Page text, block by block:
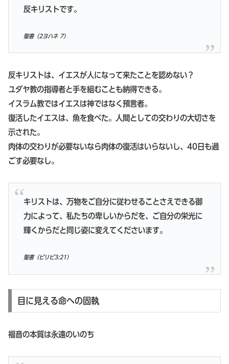
反キリストです。
聖書（2ヨハネ 7）
反キリストは、イエスが人になって来たことを認めない？
ユダヤ教の指導者と手を組むことも納得できる。
イスラム教ではイエスは神ではなく預言者。
復活したイエスは、魚を食べた。人間としての交わりの大切さを
示された。
肉体の交わりが必要ないなら肉体の復活はいらないし、40日も過
ごす必要なし。
キリストは、万物をご自分に従わせることさえできる御
力によって、私たちの卑しいからだを、ご自分の栄光に
輝くからだと同じ姿に変えてくださいます。
聖書（ピリピ3:21）
目に見える命への固執
福音の本質は永遠のいのち